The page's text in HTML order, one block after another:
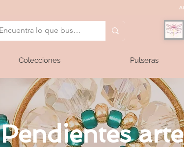
Colecciones Pulseras
Pendientes